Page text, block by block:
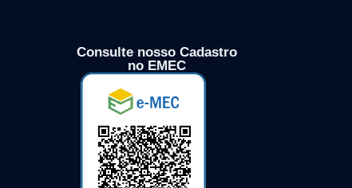
Consulte nosso Cadastro
no EMEC